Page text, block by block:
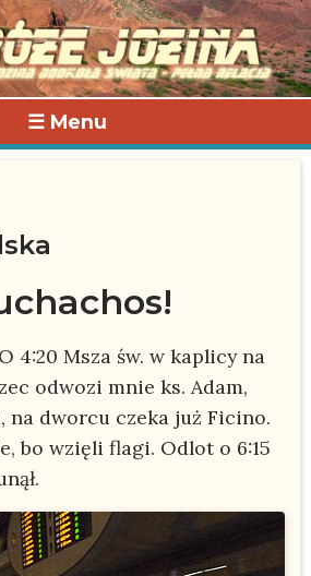
☰ Menu
4:20 Msza św. w kaplicy na
odwozi mnie ks. Adam,
na dworcu czeka już Ficino.
bo wzięli flagi. Odlot o 6:15